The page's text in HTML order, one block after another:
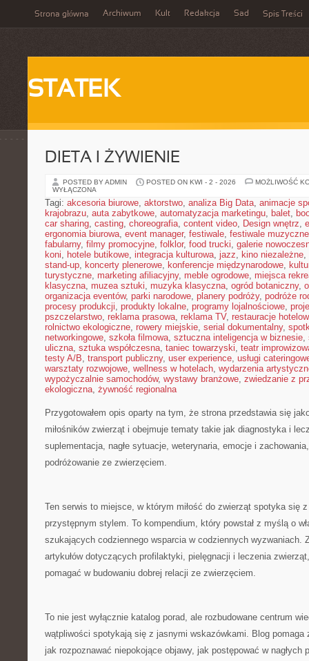
Strona główna Archiwum Kult Redakcja Sad Spis Treści
STATEK
DIETA I ŻYWIENIE
POSTED BY ADMIN POSTED ON KWI - 2 - 2026
MOŻLIWOŚĆ
WYŁĄCZONA
Tagi: akcesoria biurowe, aktorstwo, analiza Big Data, animacje
krajobrazu, auta zabytkowe, automatyzacja marketingu, balet,
car sharing, casting, choreografia, content video, Design wnętrz,
ergonomia biurowa, event manager, festiwale, festiwale muzyczne
fabularny, filmy promocyjne, folklor, food trucki, galerie
koni, hotele butikowe, integracja kulturowa, jazz, kino niezależne,
stand-up, koncerty plenerowe, konferencje międzynarodowe,
turystyczne, marketing afiliacyjny, meble ogrodowe, miejsca
klasyczna, muzea sztuki, muzyka klasyczna, ogród botaniczny,
organizacja eventów, parki narodowe, planery podróży, podróże
procesy produkcji, produkty lokalne, programy lojalnościowe,
pszczelarstwo, reklama prasowa, reklama TV, restauracje
rolnictwo ekologiczne, rowery miejskie, serial dokumentalny,
networkingowe, szkoła filmowa, sztuczna inteligencja w biznesie,
uliczna, sztuka współczesna, taniec towarzyski, teatr
testy A/B, transport publiczny, user experience, usługi
warsztaty rozwojowe, wellness w hotelach, wydarzenia
wypożyczalnie samochodów, wystawy branżowe, zwiedzanie z
ekologiczna, żywność regionalna
Przygotowałem opis oparty na tym, że strona przedstawia się
miłośników zwierząt i obejmuje tematy takie jak diagnostyka i
suplementacja, nagłe sytuacje, weterynaria, emocje i
podróżowanie ze zwierzęciem.
Ten serwis to miejsce, w którym miłość do zwierząt spotyka się
przystępnym stylem. To kompendium, który powstał z myślą o
szukających codziennego wsparcia w codziennych wyzwaniach.
artykułów dotyczących profilaktyki, pielęgnacji i leczenia
pomagać w budowaniu dobrej relacji ze zwierzęciem.
To nie jest wyłącznie katalog porad, ale rozbudowane centrum
wątpliwości spotykają się z jasnymi wskazówkami. Blog pomaga
jak rozpoznawać niepokojące objawy, jak postępować w nagłych